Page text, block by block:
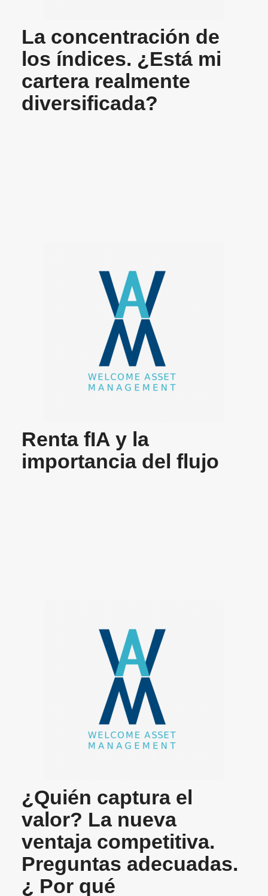
La concentración de
los índices. ¿Está mi
cartera realmente
diversificada?
Renta fIA y la
importancia del flujo
¿Quién captura el
valor? La nueva
ventaja competitiva.
Preguntas adecuadas.
¿ Por qué